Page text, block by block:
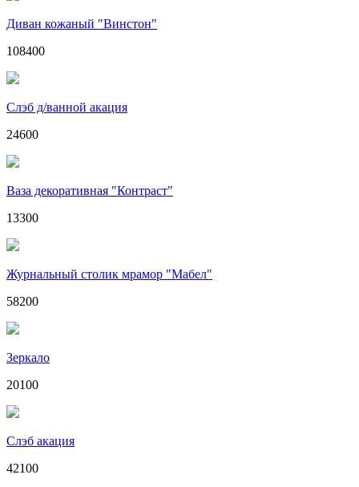
Диван кожаный "Винстон"
108400
Слэб д/ванной акация
24600
Ваза декоративная "Контраст"
13300
Журнальный столик мрамор "Мабел"
58200
Зеркало
20100
Слэб акация
42100